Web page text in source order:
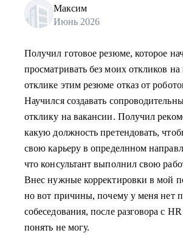
Максим
Июнь 2026
Получил готовое резюме, которое
просматривать без моих откликов
отклике этим резюме отказ от
Научился создавать
отклику на вакансии. Получил
какую должность претендовать,
свою карьеру в определнном
что консультант выполнил свою
Внес нужные корректировки в мой
но вот причины, почему у меня нет
собеседования, после разговора с
понять не могу.